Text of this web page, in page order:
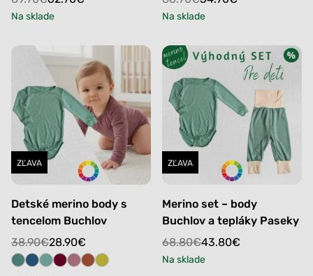
price
89.70€.
price
62.70€.
Na sklade
price
86.70€.
price
54.70€.
Na sklade
ZĽAVA
Detské merino body s
tencelom Buchlov
38.90€
Original
price
28.90€
Current
price
ZĽAVA
Merino set – body
Buchlov a tepláky Paseky
68.80€
Original
price
43.80€
Current
price
Na sklade